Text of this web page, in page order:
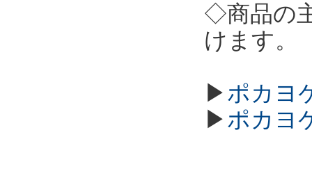
◇商品の
けます。
▶ポカヨ
▶ポカヨ